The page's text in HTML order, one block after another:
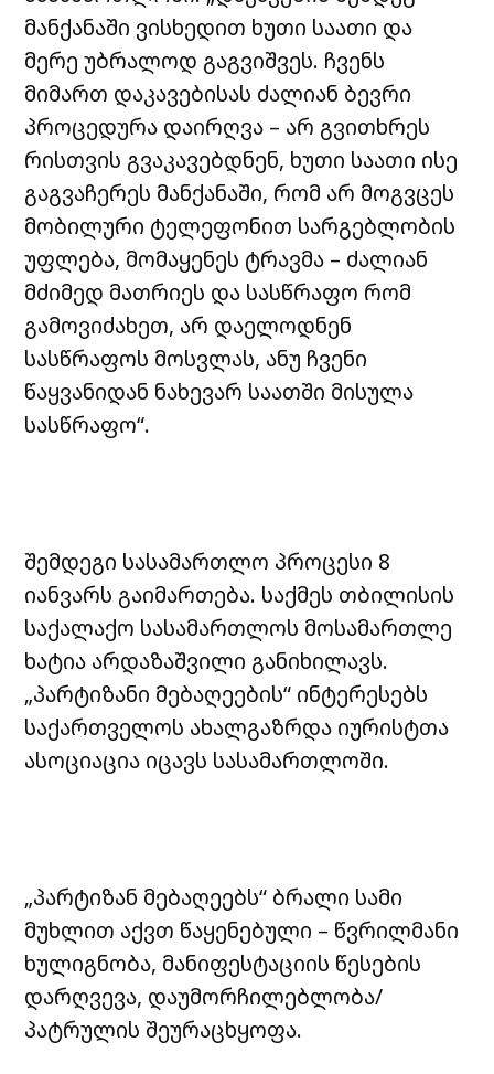
მანქანაში ვისხედით ხუთი საათი და
მერე უბრალოდ გაგვიშვეს. ჩვენს
მიმართ დაკავებისას ძალიან ბევრი
პროცედურა დაირღვა – არ გვითხრეს
რისთვის გვაკავებდნენ, ხუთი საათი ისე
გაგვაჩერეს მანქანაში, რომ არ მოგვცეს
მობილური ტელეფონით სარგებლობის
უფლება, მომაყენეს ტრავმა – ძალიან
მძიმედ მათრიეს და სასწრაფო რომ
გამოვიძახეთ, არ დაელოდნენ
სასწრაფოს მოსვლას, ანუ ჩვენი
წაყვანიდან ნახევარ საათში მისულა
სასწრაფო“.
შემდეგი სასამართლო პროცესი 8
იანვარს გაიმართება. საქმეს თბილისის
საქალაქო სასამართლოს მოსამართლე
ხატია არდაზაშვილი განიხილავს.
„პარტიზანი მებაღეების“ ინტერესებს
საქართველოს ახალგაზრდა იურისტთა
ასოციაცია იცავს სასამართლოში.
„პარტიზან მებაღეებს“ ბრალი სამი
მუხლით აქვთ წაყენებული – წვრილმანი
ხულიგნობა, მანიფესტაციის წესების
დარღვევა, დაუმორჩილებლობა/
პატრულის შეურაცხყოფა.